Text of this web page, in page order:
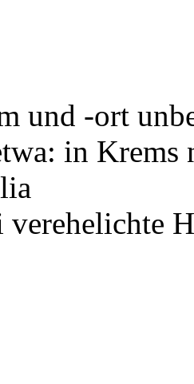
und -ort
in Krems